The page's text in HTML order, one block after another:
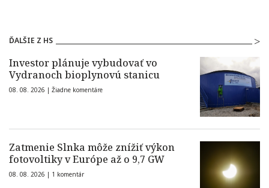
ĎALŠIE Z HS
Investor plánuje vybudovať vo
Vydranoch bioplynovú stanicu
08. 08. 2026 | Žiadne komentáre
Zatmenie Slnka môže znížiť výkon
fotovoltiky v Európe až o 9,7 GW
08. 08. 2026 | 1 komentár